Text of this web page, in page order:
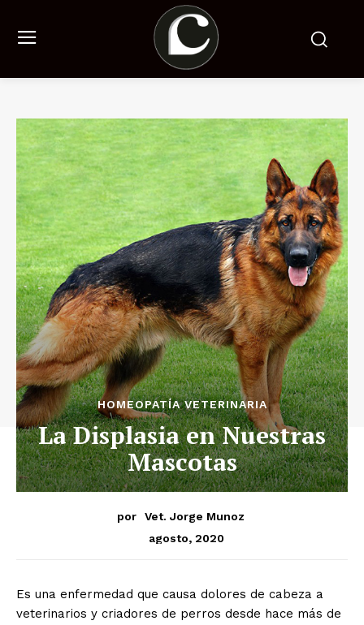
HOMEOPATÍA VETERINARIA
La Displasia en Nuestras
Mascotas
por
Vet. Jorge Munoz
agosto, 2020
Es una enfermedad que causa dolores de cabeza a
veterinarios y criadores de perros desde hace más de